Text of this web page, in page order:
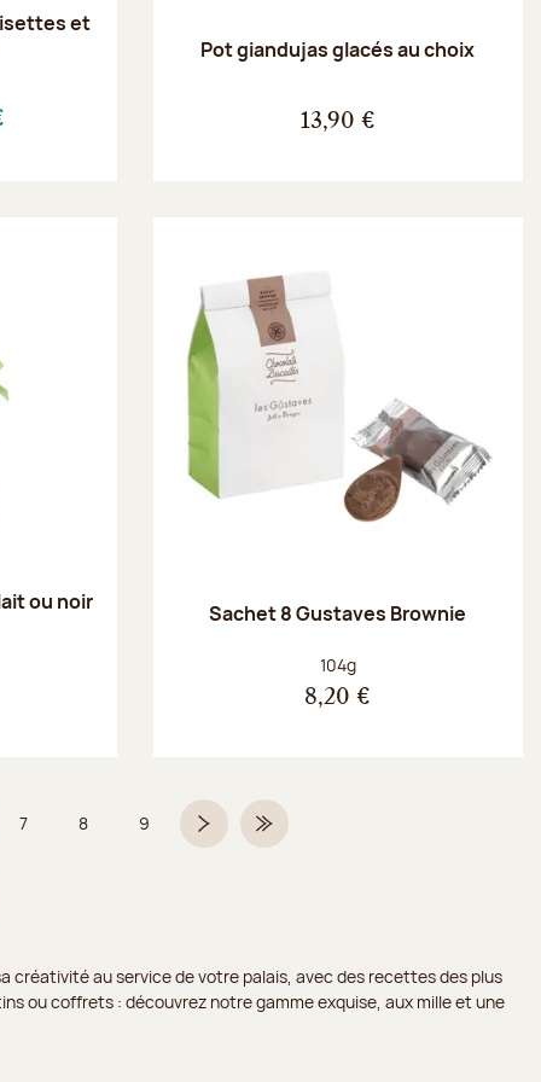
et
Pot giandujas glacés au choix
13,90 €
ou noir
Sachet 8 Gustaves Brownie
Poids net :
104g
8,20 €
sur 9
Page
7 Page
8 Page
9 Page suivanteDernière page
créativité au service de votre palais, avec des recettes des plus
ou coffrets : découvrez notre gamme exquise, aux mille et une